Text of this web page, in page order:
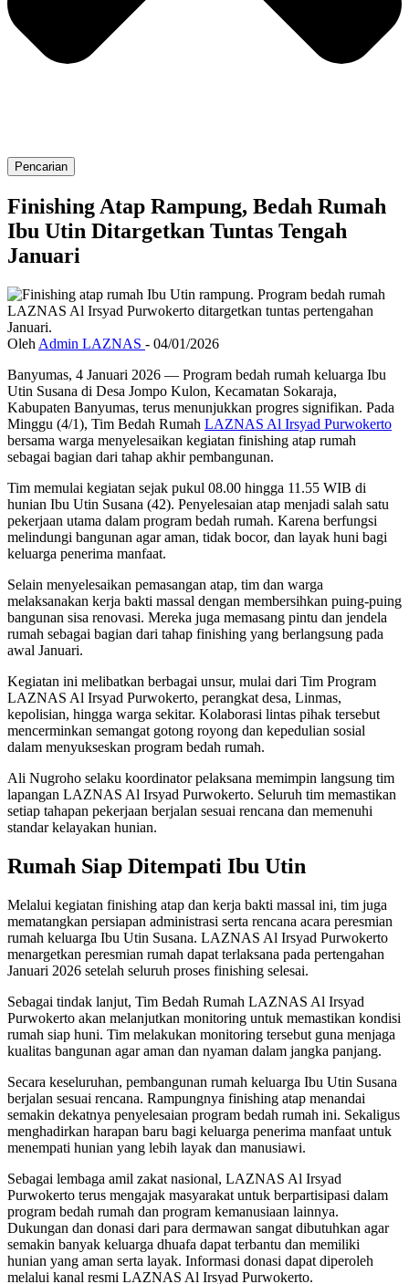
Pencarian
Finishing Atap Rampung, Bedah Rumah
Ibu Utin Ditargetkan Tuntas Tengah
Januari
Oleh Admin LAZNAS - 04/01/2026
Banyumas, 4 Januari 2026 — Program bedah rumah keluarga Ibu
Utin Susana di Desa Jompo Kulon, Kecamatan Sokaraja,
Kabupaten Banyumas, terus menunjukkan progres signifikan. Pada
Minggu (4/1), Tim Bedah Rumah LAZNAS Al Irsyad Purwokerto
bersama warga menyelesaikan kegiatan finishing atap rumah
sebagai bagian dari tahap akhir pembangunan.
Tim memulai kegiatan sejak pukul 08.00 hingga 11.55 WIB di
hunian Ibu Utin Susana (42). Penyelesaian atap menjadi salah satu
pekerjaan utama dalam program bedah rumah. Karena berfungsi
melindungi bangunan agar aman, tidak bocor, dan layak huni bagi
keluarga penerima manfaat.
Selain menyelesaikan pemasangan atap, tim dan warga
melaksanakan kerja bakti massal dengan membersihkan puing-puing
bangunan sisa renovasi. Mereka juga memasang pintu dan jendela
rumah sebagai bagian dari tahap finishing yang berlangsung pada
awal Januari.
Kegiatan ini melibatkan berbagai unsur, mulai dari Tim Program
LAZNAS Al Irsyad Purwokerto, perangkat desa, Linmas,
kepolisian, hingga warga sekitar. Kolaborasi lintas pihak tersebut
mencerminkan semangat gotong royong dan kepedulian sosial
dalam menyukseskan program bedah rumah.
Ali Nugroho selaku koordinator pelaksana memimpin langsung tim
lapangan LAZNAS Al Irsyad Purwokerto. Seluruh tim memastikan
setiap tahapan pekerjaan berjalan sesuai rencana dan memenuhi
standar kelayakan hunian.
Rumah Siap Ditempati Ibu Utin
Melalui kegiatan finishing atap dan kerja bakti massal ini, tim juga
mematangkan persiapan administrasi serta rencana acara peresmian
rumah keluarga Ibu Utin Susana. LAZNAS Al Irsyad Purwokerto
menargetkan peresmian rumah dapat terlaksana pada pertengahan
Januari 2026 setelah seluruh proses finishing selesai.
Sebagai tindak lanjut, Tim Bedah Rumah LAZNAS Al Irsyad
Purwokerto akan melanjutkan monitoring untuk memastikan kondisi
rumah siap huni. Tim melakukan monitoring tersebut guna menjaga
kualitas bangunan agar aman dan nyaman dalam jangka panjang.
Secara keseluruhan, pembangunan rumah keluarga Ibu Utin Susana
berjalan sesuai rencana. Rampungnya finishing atap menandai
semakin dekatnya penyelesaian program bedah rumah ini. Sekaligus
menghadirkan harapan baru bagi keluarga penerima manfaat untuk
menempati hunian yang lebih layak dan manusiawi.
Sebagai lembaga amil zakat nasional, LAZNAS Al Irsyad
Purwokerto terus mengajak masyarakat untuk berpartisipasi dalam
program bedah rumah dan program kemanusiaan lainnya.
Dukungan dan donasi dari para dermawan sangat dibutuhkan agar
semakin banyak keluarga dhuafa dapat terbantu dan memiliki
hunian yang aman serta layak. Informasi donasi dapat diperoleh
melalui kanal resmi LAZNAS Al Irsyad Purwokerto.